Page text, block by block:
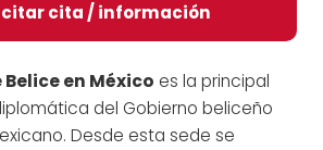
en México es la principal
del Gobierno beliceño
Desde esta sede se
cita / información